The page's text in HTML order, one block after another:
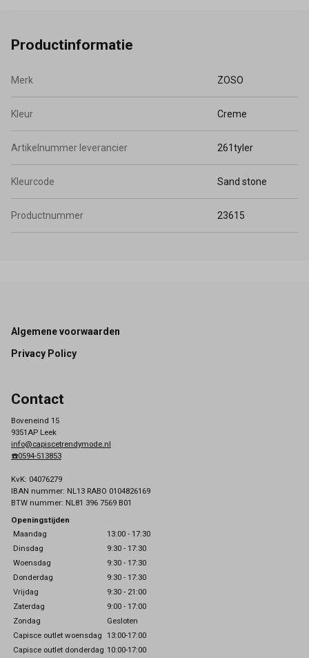
Productinformatie
Merk ZOSO
Kleur Creme
Artikelnummer leverancier 261tyler
Kleurcode Sand stone
Productnummer 23615
Footer
Algemene voorwaarden
Privacy Policy
Contact
Boveneind 15
9351AP Leek
info@capiscetrendymode.nl
☎️0594-513853
KvK: 04076279
IBAN nummer: NL13 RABO 0104826169
BTW nummer: NL81 396 7569 B01
Openingstijden
Maandag
13:00 - 17:30
Dinsdag
9:30 - 17:30
Woensdag
9:30 - 17:30
Donderdag
9:30 - 17:30
Vrijdag
9:30 - 21:00
Zaterdag
9:00 - 17:00
Zondag
Gesloten
Capisce outlet woensdag 13:00-17:00
Capisce outlet donderdag 10:00-17:00